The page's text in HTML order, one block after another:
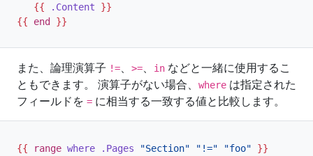
{{
.Content
}}
{{
end }}
また、論理演算子 !=、 >=、 in などと一緒に使用するこ
ともできます。 演算子がない場合、
where は指定された
フィールドを = に相当する一致する値と比較します。
{{ range where .Pages "Section" "!=" "foo"
}}